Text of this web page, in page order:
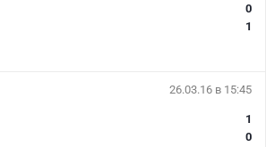
0
1
26.03.16 в 15:45
1
0